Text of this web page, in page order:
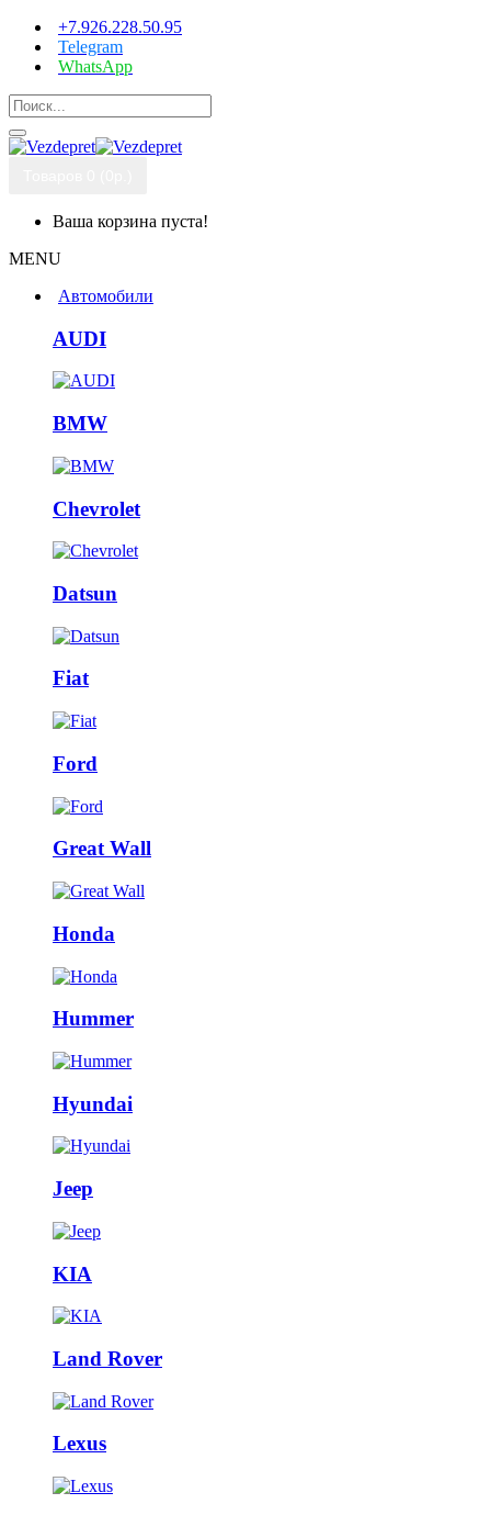
+7.926.228.50.95
Telegram
WhatsApp
Ваша корзина пуста!
MENU
Автомобили
AUDI
BMW
Chevrolet
Datsun
Fiat
Ford
Great Wall
Honda
Hummer
Hyundai
Jeep
KIA
Land Rover
Lexus